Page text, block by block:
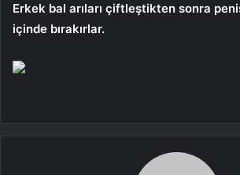
Erkek bal arıları çiftleştikten sonra
içinde bırakırlar.